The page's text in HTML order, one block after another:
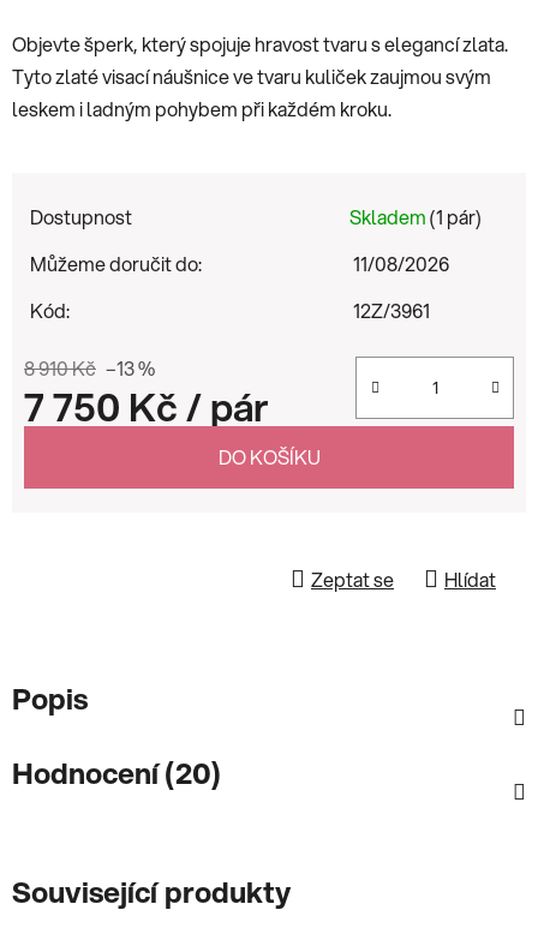
Objevte šperk, který spojuje hravost tvaru s elegancí zlata.
Tyto zlaté visací náušnice ve tvaru kuliček zaujmou svým
leskem i ladným pohybem při každém kroku.
Dostupnost Skladem(1 pár)
Můžeme doručit do:
11/08/2026
Kód:
12Z/3961
8 910 Kč –13 %
7 750 Kč/ pár
DO KOŠÍKU
Zeptat se Hlídat
Popis
Hodnocení (20)
Související produkty